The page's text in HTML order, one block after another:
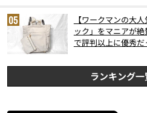
【ワークマンの大
ック」をマニアが
で評判以上に優秀だ
ランキング